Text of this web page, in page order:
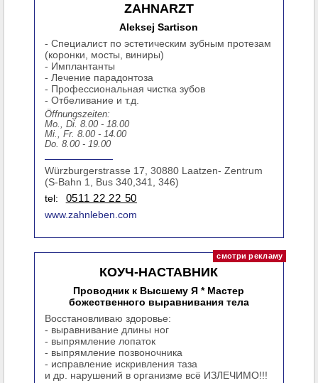
ZAHNARZT
Aleksej Sartison
- Специалист по эстетическим зубным протезам
(коронки, мосты, виниры)
- Имплантанты
- Лечение парадонтоза
- Профессиональная чистка зубов
- Отбеливание и т.д.
Öffnungszeiten:
Mo., Di. 8.00 - 18.00
Mi., Fr. 8.00 - 14.00
Do. 8.00 - 19.00
Würzburgerstrasse 17, 30880 Laatzen- Zentrum
(S-Bahn 1, Bus 340,341, 346)
tel:
0511 22 22 50
www.zahnleben.com
КОУЧ-НАСТАВНИК
Проводник к Высшему Я * Мастер
божественного выравнивания тела
Восстановливаю здоровье:
- выравнивание длины ног
- выпрямление лопаток
- выпрямление позвоночника
- исправление искривления таза
и др. нарушений в организме всё ИЗЛЕЧИМО!!!